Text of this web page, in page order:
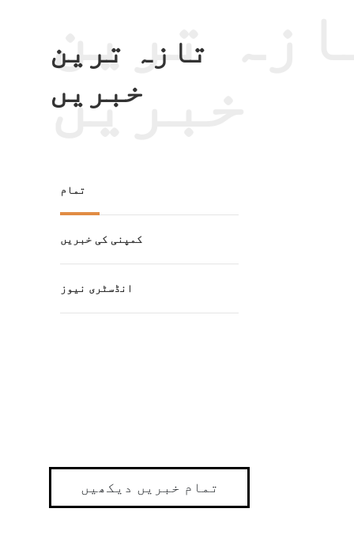
تازہ ترین
خبریں
ترین
خبریں
تمام
کمپنی کی خبریں
انڈسٹری نیوز
تمام خبریں دیکھیں